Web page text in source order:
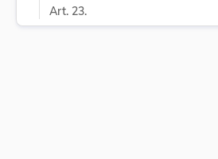
Art. 23.